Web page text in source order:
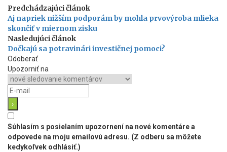
Predchádzajúci článok
Aj napriek nižším podporám by mohla prvovýroba mlieka
skončiť v miernom zisku
Nasledujúci článok
Dočkajú sa potravinári investičnej pomoci?
Odoberať
Upozorniť na
Súhlasím s posielaním upozornení na nové komentáre a
odpovede na moju emailovú adresu. (Z odberu sa môžete
kedykoľvek odhlásiť.)